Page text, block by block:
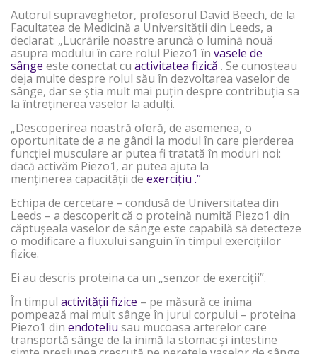
Autorul supraveghetor, profesorul David Beech, de la
Facultatea de Medicină a Universității din Leeds, a
declarat: „Lucrările noastre aruncă o lumină nouă
asupra modului în care rolul Piezo1 în vasele de
sânge este conectat cu activitatea fizică . Se cunoșteau
deja multe despre rolul său în dezvoltarea vaselor de
sânge, dar se știa mult mai puțin despre contribuția sa
la întreținerea vaselor la adulți.
„Descoperirea noastră oferă, de asemenea, o
oportunitate de a ne gândi la modul în care pierderea
funcției musculare ar putea fi tratată în moduri noi:
dacă activăm Piezo1, ar putea ajuta la
menținerea capacității de exercițiu .”
Echipa de cercetare – condusă de Universitatea din
Leeds – a descoperit că o proteină numită Piezo1 din
căptușeala vaselor de sânge este capabilă să detecteze
o modificare a fluxului sanguin în timpul exercițiilor
fizice.
Ei au descris proteina ca un „senzor de exerciții”.
În timpul activității fizice – pe măsură ce inima
pompează mai mult sânge în jurul corpului – proteina
Piezo1 din endoteliu sau mucoasa arterelor care
transportă sânge de la inimă la stomac și intestine